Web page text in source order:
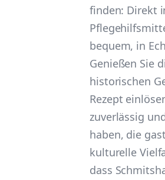
finden: Direkt
bequem, in
Genießen Sie
historischen
Rezept
zuverlässig
haben, die
kulturelle
dass